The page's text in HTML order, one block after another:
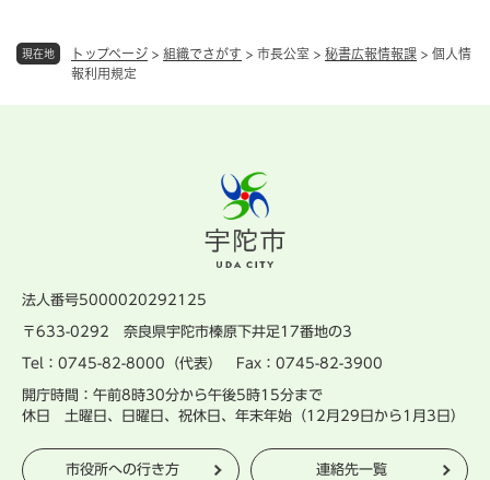
現在地 トップページ > 組織でさがす > 市長公室 > 秘書広報情報課 > 個人情
報利用規定
法人番号5000020292125
〒633-0292 奈良県宇陀市榛原下井足17番地の3
Tel：0745-82-8000（代表） Fax：0745-82-3900
開庁時間：午前8時30分から午後5時15分まで
休日 土曜日、日曜日、祝休日、年末年始（12月29日から1月3日）
市役所への行き方 連絡先一覧